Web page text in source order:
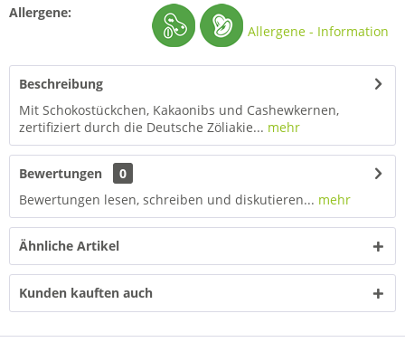
Allergene:
Allergene - Information
Beschreibung
Mit Schokostückchen, Kakaonibs und Cashewkernen,
zertifiziert durch die Deutsche Zöliakie... mehr
Bewertungen
0
Bewertungen lesen, schreiben und diskutieren... mehr
Ähnliche Artikel
Kunden kauften auch